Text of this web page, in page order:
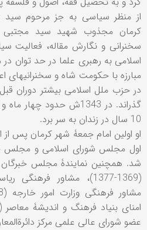
از منظر سیاسی به جز مرحوم سید
کرمان مجذوب شهید سید
سخنرانی و نگارش مقاله، فعالیت
اسلامی به رهبری علما در حد توان
مبارزه با حکومت شاه و
در حزب ملل اسلامی بیشتر دوران قبل
10 سال در زندان به سر برد.
او اولین امام جمعۀ شهر کرمان پس از
اول مجلس شورای اسلامی و مجلس
شد. همچنین نمایندۀ مجلس خبرگان
عضو شورای عالی علمی مرکز